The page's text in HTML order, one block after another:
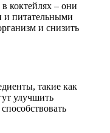
коктейлях – они
и питательными
и снизить
такие как
улучшить